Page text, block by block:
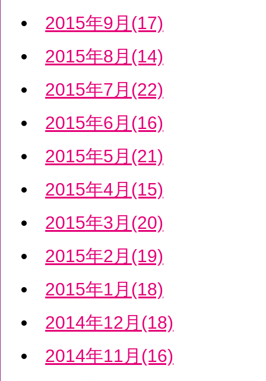
2015年9月(17)
2015年8月(14)
2015年7月(22)
2015年6月(16)
2015年5月(21)
2015年4月(15)
2015年3月(20)
2015年2月(19)
2015年1月(18)
2014年12月(18)
2014年11月(16)